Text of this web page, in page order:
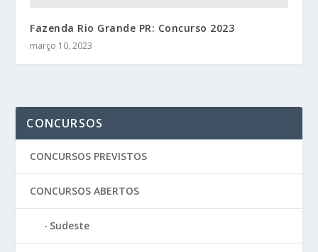
Fazenda Rio Grande PR: Concurso 2023
março 10, 2023
CONCURSOS
CONCURSOS PREVISTOS
CONCURSOS ABERTOS
Sudeste